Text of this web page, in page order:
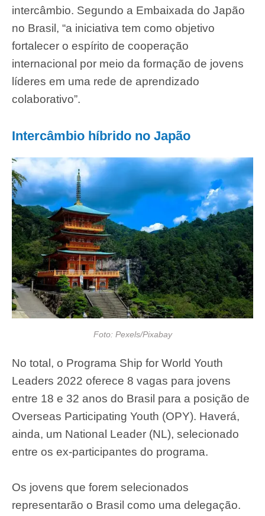
intercâmbio. Segundo a Embaixada do Japão
no Brasil, “a iniciativa tem como objetivo
fortalecer o espírito de cooperação
internacional por meio da formação de jovens
líderes em uma rede de aprendizado
colaborativo”.
Intercâmbio híbrido no Japão
Foto: Pexels/Pixabay
No total, o Programa Ship for World Youth
Leaders 2022 oferece 8 vagas para jovens
entre 18 e 32 anos do Brasil para a posição de
Overseas Participating Youth (OPY). Haverá,
ainda, um National Leader (NL), selecionado
entre os ex-participantes do programa.
Os jovens que forem selecionados
representarão o Brasil como uma delegação.